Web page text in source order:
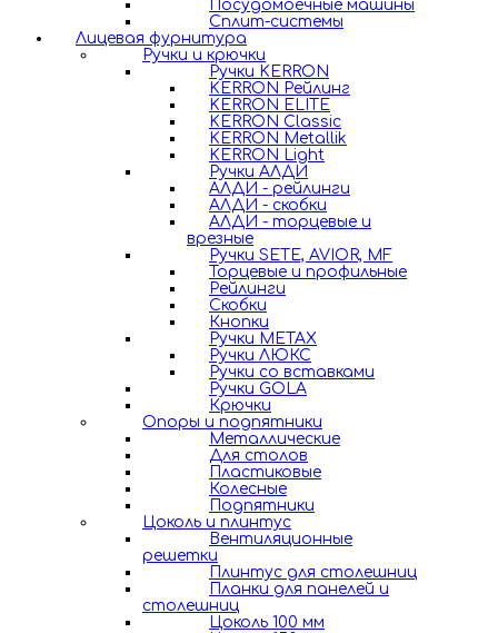
Посудомоечные машины
Сплит-системы
Лицевая фурнитура
Ручки и крючки
Ручки KERRON
KERRON Рейлинг
KERRON ELITE
KERRON Classic
KERRON Metallik
KERRON Light
Ручки АЛДИ
АЛДИ - рейлинги
АЛДИ - скобки
АЛДИ - торцевые и
врезные
Ручки SETE, AVIOR, MF
Торцевые и профильные
Рейлинги
Скобки
Кнопки
Ручки METAX
Ручки ЛЮКС
Ручки со вставками
Ручки GOLA
Крючки
Опоры и подпятники
Металлические
Для столов
Пластиковые
Колесные
Подпятники
Цоколь и плинтус
Вентиляционные
решетки
Плинтус для столешниц
Планки для панелей и
столешниц
Цоколь 100 мм